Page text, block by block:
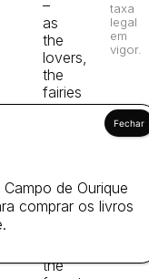
–
as
the
lovers,
the
fairies
and
and
trick
their
the
taxa
legal
em
vigor.
de Ourique
comprar os livros